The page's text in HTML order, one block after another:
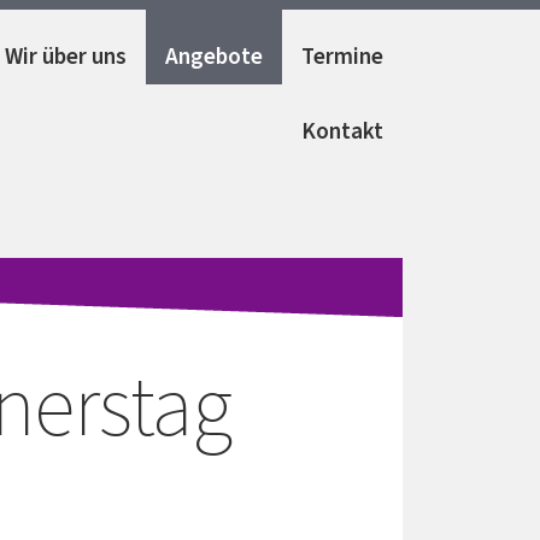
Wir über uns Angebote Termine
Kontakt